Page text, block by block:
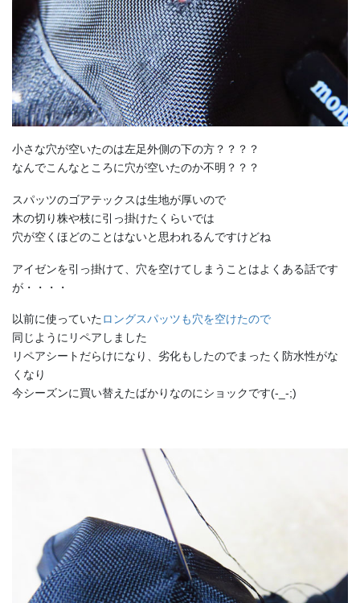
小さな穴が空いたのは左足外側の下の方？？？？
なんでこんなところに穴が空いたのか不明？？？
スパッツのゴアテックスは生地が厚いので
木の切り株や枝に引っ掛けたくらいでは
穴が空くほどのことはないと思われるんですけどね
アイゼンを引っ掛けて、穴を空けてしまうことはよくある話です
が・・・・
以前に使っていたロングスパッツも穴を空けたので
同じようにリペアしました
リペアシートだらけになり、劣化もしたのでまったく防水性がな
くなり
今シーズンに買い替えたばかりなのにショックです(-_-;)